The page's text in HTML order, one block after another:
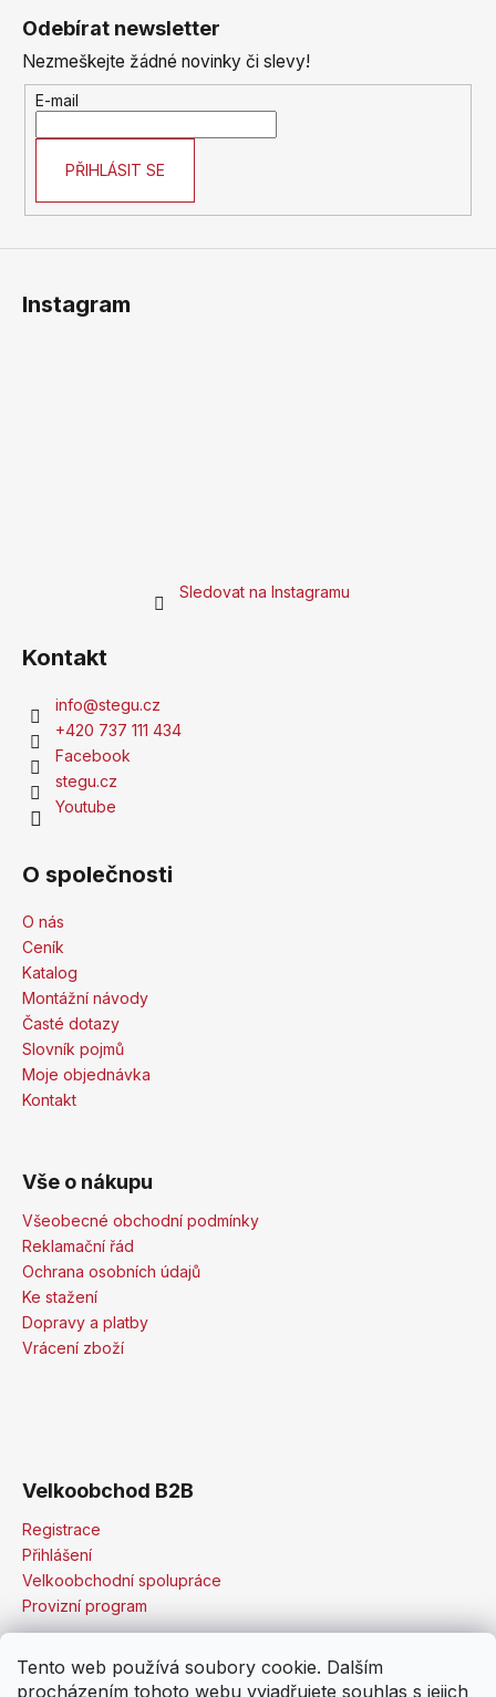
Tento web používá soubory cookie. Dalším
procházením tohoto webu vyjadřujete souhlas s jejich
Odebírat newsletter
Nezmeškejte žádné novinky či slevy!
E-mail
PŘIHLÁSIT SE
Instagram
Sledovat na Instagramu
Kontakt
info@stegu.cz
+420 737 111 434
Facebook
stegu.cz
Youtube
O společnosti
O nás
Ceník
Katalog
Montážní návody
Časté dotazy
Slovník pojmů
Moje objednávka
Kontakt
Vše o nákupu
Všeobecné obchodní podmínky
Reklamační řád
Ochrana osobních údajů
Ke stažení
Dopravy a platby
Vrácení zboží
Velkoobchod B2B
Registrace
Přihlášení
Velkoobchodní spolupráce
Provizní program